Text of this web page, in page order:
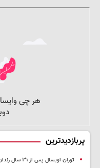
کردپرس۲۴
پربازدیدترین